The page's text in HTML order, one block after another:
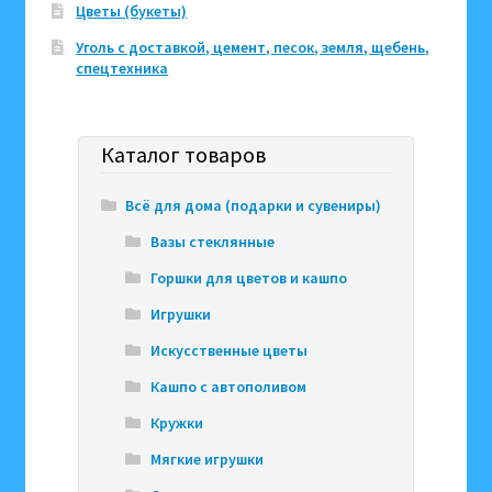
Цветы (букеты)
Уголь с доставкой, цемент, песок, земля, щебень,
спецтехника
Каталог товаров
Всё для дома (подарки и сувениры)
Вазы стеклянные
Горшки для цветов и кашпо
Игрушки
Искусственные цветы
Кашпо с автополивом
Кружки
Мягкие игрушки